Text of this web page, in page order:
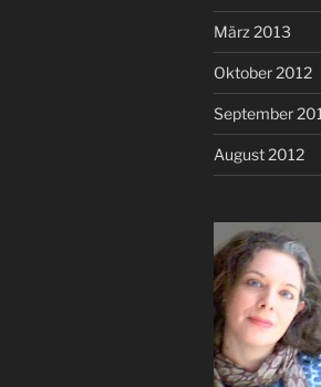
März 2013
Oktober 2012
September
August 2012